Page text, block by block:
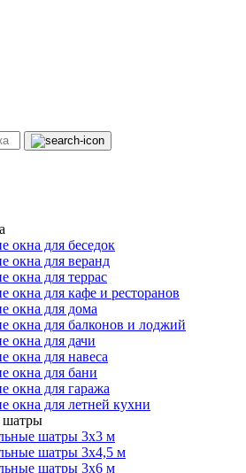
окна для беседок
окна для веранд
окна для террас
окна для кафе и ресторанов
окна для дома
окна для балконов и лоджий
окна для дачи
окна для навеса
окна для бани
окна для гаража
окна для летней кухни
шатры 3х3 м
шатры 3х4,5 м
шатры 3х6 м